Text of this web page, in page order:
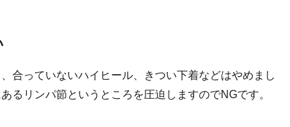
合っていないハイヒール、きつい下着などはやめまし
るリンパ節というところを圧迫しますのでNGです。